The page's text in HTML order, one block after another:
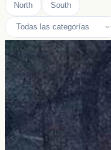
North South